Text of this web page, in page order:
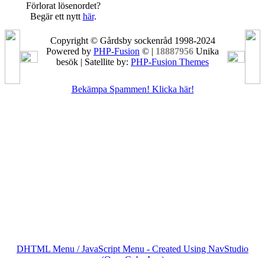
Förlorat lösenordet?
Begär ett nytt här.
Copyright © Gårdsby sockenråd 1998-2024
Powered by PHP-Fusion © | 18887956 Unika
besök | Satellite by: PHP-Fusion Themes
Bekämpa Spammen! Klicka här!
DHTML Menu / JavaScript Menu - Created Using NavStudio